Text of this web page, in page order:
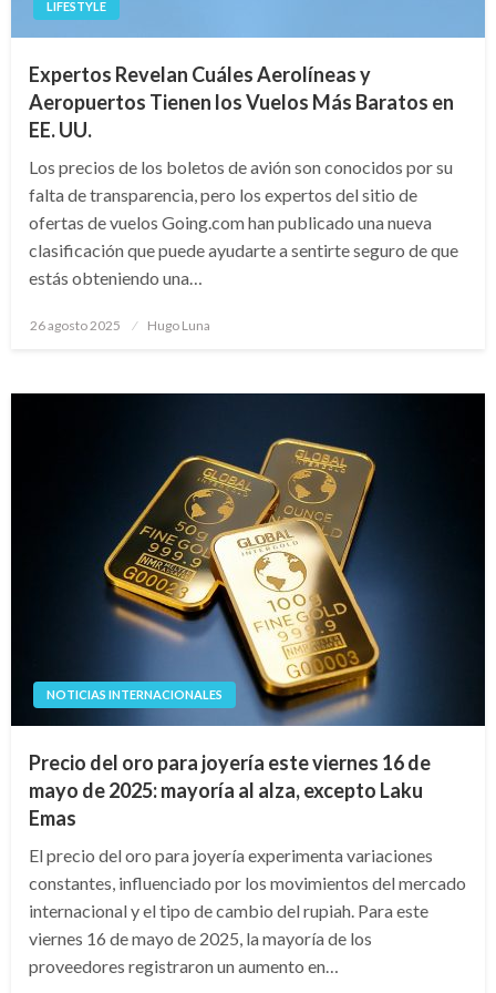
LIFESTYLE
Expertos Revelan Cuáles Aerolíneas y
Aeropuertos Tienen los Vuelos Más Baratos en
EE. UU.
Los precios de los boletos de avión son conocidos por su
falta de transparencia, pero los expertos del sitio de
ofertas de vuelos Going.com han publicado una nueva
clasificación que puede ayudarte a sentirte seguro de que
estás obteniendo una…
Publicado
26 agosto 2025 Hugo Luna
NOTICIAS INTERNACIONALES
Precio del oro para joyería este viernes 16 de
mayo de 2025: mayoría al alza, excepto Laku
Emas
El precio del oro para joyería experimenta variaciones
constantes, influenciado por los movimientos del mercado
internacional y el tipo de cambio del rupiah. Para este
viernes 16 de mayo de 2025, la mayoría de los
proveedores registraron un aumento en…